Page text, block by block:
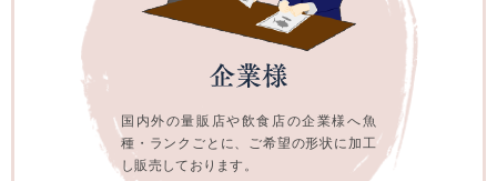
国内外の量販店や飲食店の企業様へ魚
種・ランクごとに、ご希望の形状に加工
し販売しております。